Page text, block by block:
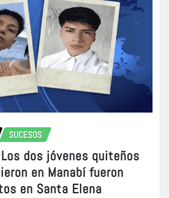
SUCESOS
Los dos jóvenes quiteños
en Manabí fueron
en Santa Elena